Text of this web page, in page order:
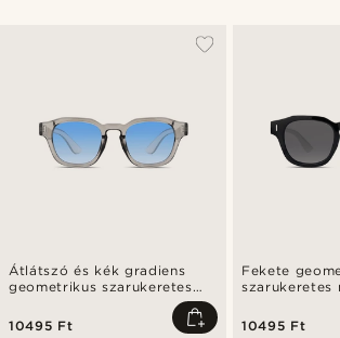
Átlátszó és kék gradiens
geometrikus szarukeretes
10495 Ft
Fekete
szarukeretes
10495 Ft